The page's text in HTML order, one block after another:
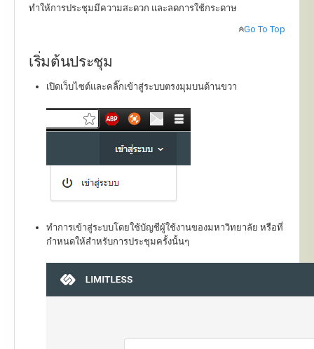
ทำให้การประชุมมีความสะดวก และลดการใช้กระดาษ
Go To Top
เริ่มต้นประชุม
เปิดเว็บไซต์และคลิ๊กเข้าสู่ระบบตรงมุมบนด้านขวา
ทำการเข้าสู่ระบบโดยใช้บัญชีผู้ใช้งานของมหาวิทยาลัย หรือที่
กำหนดให้สำหรับการประชุมครั้งนั้นๆ